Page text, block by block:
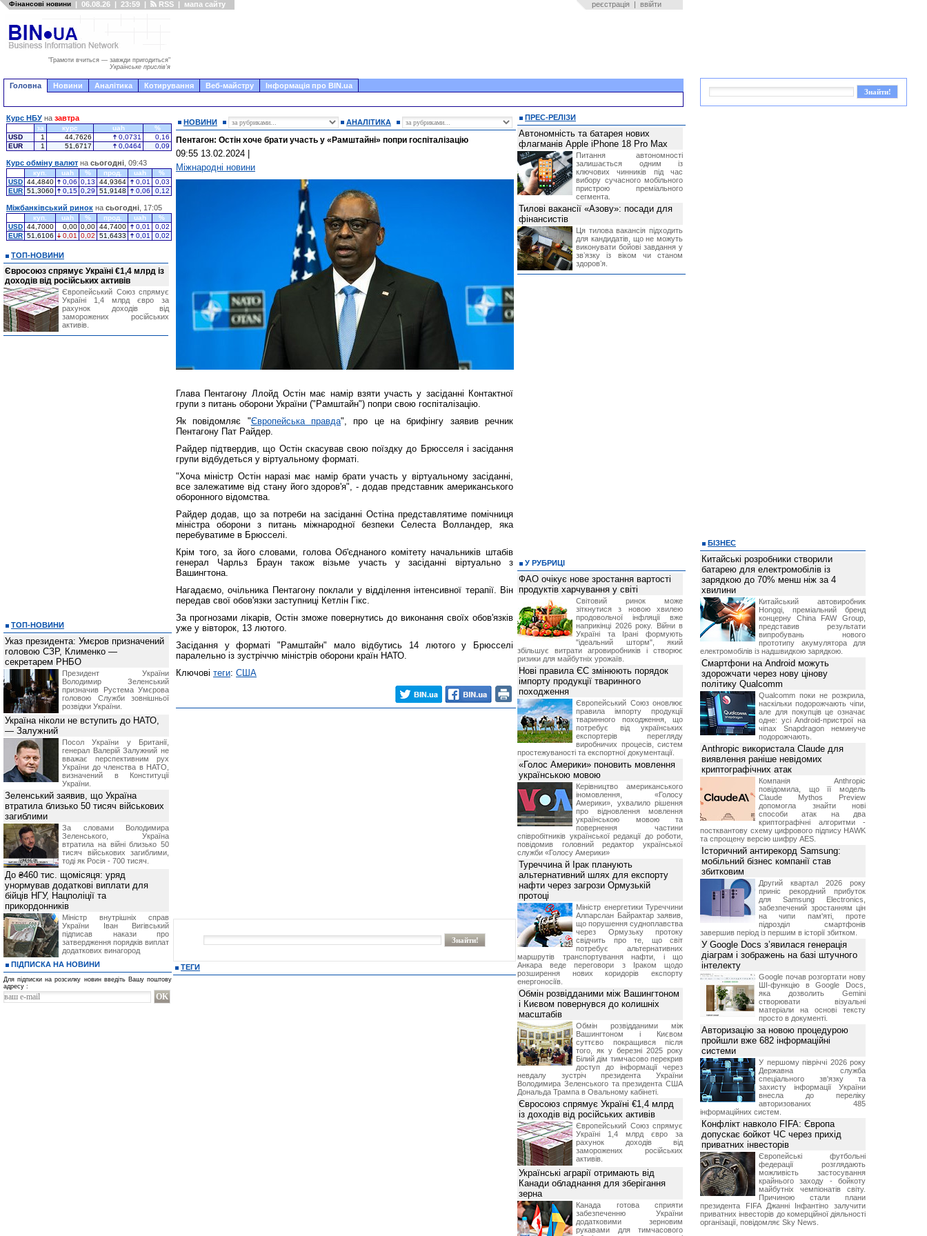
Фінансові новини | 06.08.26 | 23:59 | RSS | мапа сайту реєстрація | ввійти
"Грамоти вчиться — завжди пригодиться"
Українське прислів'я
Головна Новини Аналітика Котирування Веб-майстру Інформація про BIN.ua
НОВИНИ АНАЛІТИКА
Пентагон: Остін хоче брати участь у «Рамштайні» попри госпіталізацію
09:55 13.02.2024
Міжнародні новини
Глава Пентагону Ллойд Остін має намір взяти участь у засіданні Контактної
групи з питань оборони України ("Рамштайн") попри свою госпіталізацію.
Як повідомляє "Європейська правда", про це на брифінгу заявив речник
Пентагону Пат Райдер.
Райдер підтвердив, що Остін скасував свою поїздку до Брюсселя і засідання
групи відбудеться у віртуальному форматі.
"Хоча міністр Остін наразі має намір брати участь у віртуальному засіданні,
все залежатиме від стану його здоров'я", - додав представник американського
оборонного відомства.
Райдер додав, що за потреби на засіданні Остіна представлятиме помічниця
міністра оборони з питань міжнародної безпеки Селеста Волландер, яка
перебуватиме в Брюсселі.
Крім того, за його словами, голова Об'єднаного комітету начальників штабів
генерал Чарльз Браун також візьме участь у засіданні віртуально з
Вашингтона.
Нагадаємо, очільника Пентагону поклали у відділення інтенсивної терапії. Він
передав свої обов'язки заступниці Кетлін Гікс.
За прогнозами лікарів, Остін зможе повернутись до виконання своїх обов'язків
уже у вівторок, 13 лютого.
Засідання у форматі "Рамштайн" мало відбутись 14 лютого у Брюсселі
паралельно із зустріччю міністрів оборони країн НАТО.
Ключові теги: США
ТЕГИ
Курс НБУ на завтра
за курс uah
%
USD
1 44,7626 0,0731
0,16
EUR
1 51,6717 0,0464 0,09
Курс обміну валют на сьогодні , 09:43
куп. uah % прод. uah
%
USD 44,4840 0,06 0,13 44,9364 0,01
0,03
EUR 51,3060 0,15 0,29 51,9148 0,06 0,12
Міжбанківський ринок на сьогодні , 17:05
куп. uah % прод. uah
%
USD 44,7000 0,00 0,00 44,7400 0,01
0,02
EUR 51,6106 0,01 0,02 51,6433 0,01 0,02
ТОП-НОВИНИ
Євросоюз спрямує Україні €1,4 млрд із
доходів від російських активів
Європейський Союз спрямує
Україні 1,4 млрд євро за
рахунок доходів від
заморожених російських
активів.
ТОП-НОВИНИ
Указ президента: Умєров призначений
головою СЗР, Клименко —
секретарем РНБО
Президент України
Володимир Зеленський
призначив Pустема Умєрова
головою Служби зовнішньої
розвідки України.
Україна ніколи не вступить до НАТО,
— Залужний
Посол України у Британії,
генерал Валерій Залужний не
вважає перспективним рух
України до членства в НАТО,
визначений в Конституції
України.
Зеленський заявив, що Україна
втратила близько 50 тисяч військових
загиблими
За словами Володимира
Зеленського, Україна
втратила на війні близько 50
тисяч військових загиблими,
тоді як Росія - 700 тисяч.
До ₴460 тис. щомісяця: уряд
унормував додаткові виплати для
бійців НГУ, Нацполіції та
прикордонників
Міністр внутрішніх справ
України Іван Вигівський
підписав накази про
затвердження порядків виплат
додаткових винагород
ПІДПИСКА НА НОВИНИ
Для підписки на розсилку новин введіть Вашу поштову
адресу :
ПРЕС-РЕЛІЗИ
Автономність та батарея нових
флагманів Apple iPhone 18 Pro Max
Питання автономності
залишається одним із
ключових чинників під час
вибору сучасного мобільного
пристрою преміального
сегмента.
Тилові вакансії «Азову»: посади для
фінансистів
Ця тилова вакансія підходить
для кандидатів, що не можуть
виконувати бойові завдання у
звʼязку із віком чи станом
здоровʼя.
У РУБРИЦІ
ФАО очікує нове зростання вартості
продуктів харчування у світі
Світовий ринок може
зіткнутися з новою хвилею
продовольчої інфляції вже
наприкінці 2026 року. Війни в
Україні та Ірані формують
"ідеальний шторм", який
збільшує витрати агровиробників і створює
ризики для майбутніх урожаїв.
Нові правила ЄС змінюють порядок
імпорту продукції тваринного
походження
Європейський Союз оновлює
правила імпорту продукції
тваринного походження, що
потребує від українських
експортерів перегляду
виробничих процесів, систем
простежуваності та експортної документації.
«Голос Америки» поновить мовлення
українською мовою
Керівництво американського
іномовлення, «Голосу
Америки», ухвалило рішення
про відновлення мовлення
українською мовою та
повернення частини
співробітників української редакції до роботи,
повідомив головний редактор української
служби «Голосу Америки»
Туреччина й Ірак планують
альтернативний шлях для експорту
нафти через загрози Ормузькій
протоці
Міністр енергетики Туреччини
Алпарслан Байрактар заявив,
що порушення судноплавства
через Ормузьку протоку
свідчить про те, що світ
потребує альтернативних
маршрутів транспортування нафти, і що
Анкара веде переговори з Іраком щодо
розширення нових коридорів експорту
енергоносіїв.
Обмін розвідданими між Вашингтоном
і Києвом повернувся до колишніх
масштабів
Обмін розвідданими між
Вашингтоном і Києвом
суттєво покращився після
того, як у березні 2025 року
Білий дім тимчасово перекрив
доступ до інформації через
невдалу зустріч президента України
Володимира Зеленського та президента США
Дональда Трампа в Овальному кабінеті.
Євросоюз спрямує Україні €1,4 млрд
із доходів від російських активів
Європейський Союз спрямує
Україні 1,4 млрд євро за
рахунок доходів від
заморожених російських
активів.
Українські аграрії отримають від
Канади обладнання для зберігання
зерна
Канада готова сприяти
забезпеченню України
додатковими зерновим
рукавами для тимчасового
БІЗНЕС
Китайські розробники створили
батарею для електромобілів із
зарядкою до 70% менш ніж за 4
хвилини
Китайський автовиробник
Hongqi, преміальний бренд
концерну China FAW Group,
представив результати
випробувань нового
прототипу акумулятора для
електромобілів із надшвидкою зарядкою.
Смартфони на Android можуть
здорожчати через нову цінову
політику Qualcomm
Qualcomm поки не розкрила,
наскільки подорожчають чіпи,
але для покупців це означає
одне: усі Android-пристрої на
чіпах Snapdragon неминуче
подорожчають.
Anthropic використала Claude для
виявлення раніше невідомих
криптографічних атак
Компанія Anthropic
повідомила, що її модель
Claude Mythos Preview
допомогла знайти нові
способи атак на два
криптографічні алгоритми -
постквантову схему цифрового підпису HAWK
та спрощену версію шифру AES.
Історичний антирекорд Samsung:
мобільний бізнес компанії став
збитковим
Другий квартал 2026 року
приніс рекордний прибуток
для Samsung Electronics,
забезпечений зростанням цін
на чипи пам'яті, проте
підрозділ смартфонів
завершив період із першим в історії збитком.
У Google Docs з’явилася генерація
діаграм і зображень на базі штучного
інтелекту
Google почав розгортати нову
ШІ-функцію в Google Docs,
яка дозволить Gemini
створювати візуальні
матеріали на основі тексту
просто в документі.
Авторизацію за новою процедурою
пройшли вже 682 інформаційні
системи
У першому півріччі 2026 року
Державна служба
спеціального зв'язку та
захисту інформації України
внесла до переліку
авторизованих 485
інформаційних систем.
Конфлікт навколо FIFA: Європа
допускає бойкот ЧС через прихід
приватних інвесторів
Європейські футбольні
федерації розглядають
можливість застосування
крайнього заходу - бойкоту
майбутніх чемпіонатів світу.
Причиною стали плани
президента FIFA Джанні Інфантіно залучити
приватних інвесторів до комерційної діяльності
організації, повідомляє Sky News.